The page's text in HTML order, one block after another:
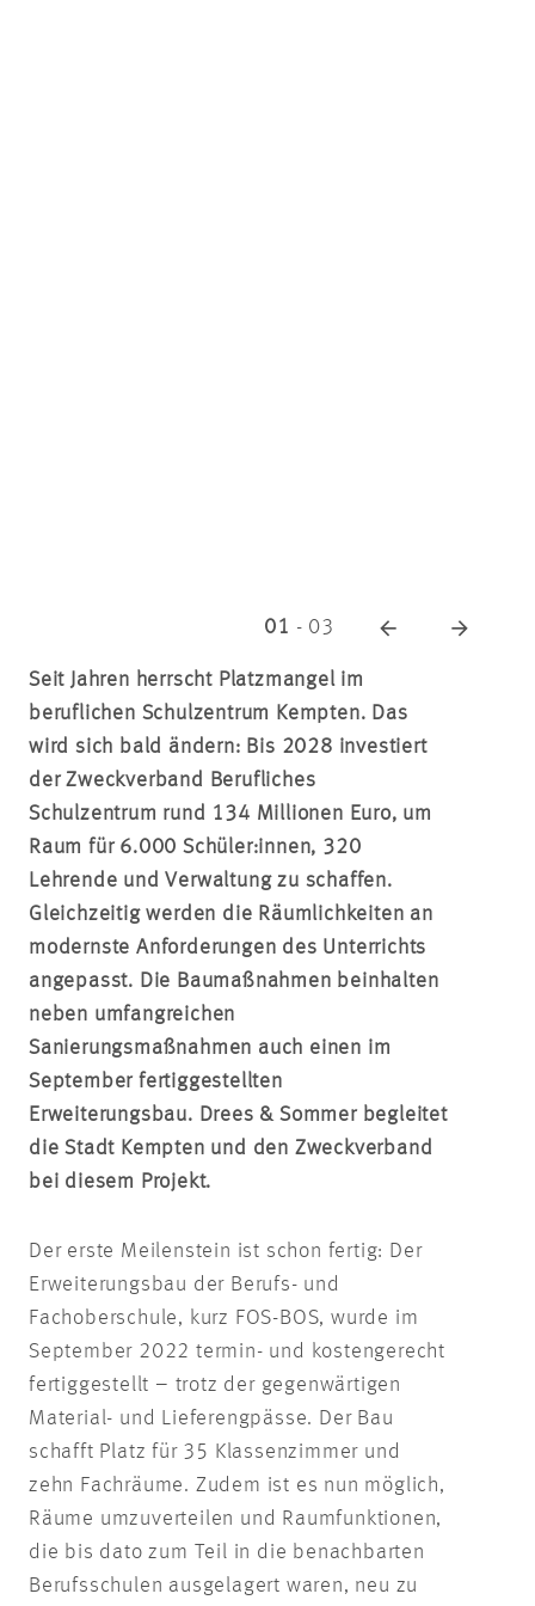
01 - 03
Seit Jahren herrscht Platzmangel im
beruflichen Schulzentrum Kempten. Das
wird sich bald ändern: Bis 2028 investiert
der Zweckverband Berufliches
Schulzentrum rund 134 Millionen Euro, um
Raum für 6.000 Schüler:innen, 320
Lehrende und Verwaltung zu schaffen.
Gleichzeitig werden die Räumlichkeiten an
modernste Anforderungen des Unterrichts
angepasst. Die Baumaßnahmen beinhalten
neben umfangreichen
Sanierungsmaßnahmen auch einen im
September fertiggestellten
Erweiterungsbau. Drees & Sommer begleitet
die Stadt Kempten und den Zweckverband
bei diesem Projekt.
Der erste Meilenstein ist schon fertig: Der
Erweiterungsbau der Berufs- und
Fachoberschule, kurz FOS-BOS, wurde im
September 2022 termin- und kostengerecht
fertiggestellt – trotz der gegenwärtigen
Material- und Lieferengpässe. Der Bau
schafft Platz für 35 Klassenzimmer und
zehn Fachräume. Zudem ist es nun möglich,
Räume umzuverteilen und Raumfunktionen,
die bis dato zum Teil in die benachbarten
Berufsschulen ausgelagert waren, neu zu